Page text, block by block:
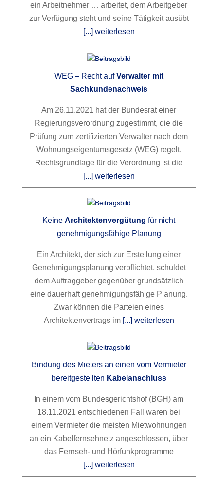
ein Arbeitnehmer … arbeitet, dem Arbeitgeber
zur Verfügung steht und seine Tätigkeit ausübt
[...] weiterlesen
WEG – Recht aufVerwalter mit
Sachkundenachweis
Am 26.11.2021 hat der Bundesrat einer
Regierungsverordnung zugestimmt, die die
Prüfung zum zertifizierten Verwalter nach dem
Wohnungseigentumsgesetz (WEG) regelt.
Rechtsgrundlage für die Verordnung ist die
[...] weiterlesen
KeineArchitektenvergütung für nicht
genehmigungsfähige Planung
Ein Architekt, der sich zur Erstellung einer
Genehmigungsplanung verpflichtet, schuldet
dem Auftraggeber gegenüber grundsätzlich
eine dauerhaft genehmigungsfähige Planung.
Zwar können die Parteien eines
Architektenvertrags im [...] weiterlesen
Bindung des Mieters an einen vom Vermieter
bereitgestellten Kabelanschluss
In einem vom Bundesgerichtshof (BGH) am
18.11.2021 entschiedenen Fall waren bei
einem Vermieter die meisten Mietwohnungen
an ein Kabelfernsehnetz angeschlossen, über
das Fernseh- und Hörfunkprogramme
[...] weiterlesen